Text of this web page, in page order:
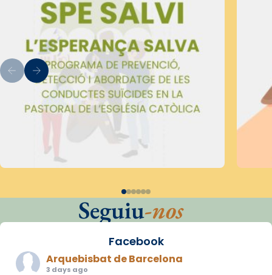
Seguiu-nos
Facebook
Arquebisbat de Barcelona
3 days ago